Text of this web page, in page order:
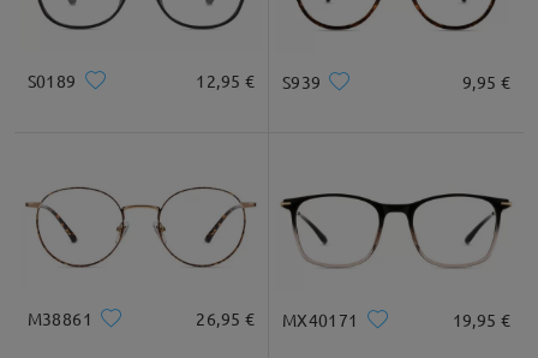
S0189 12,95 € S939 9,95 €
M38861 26,95 € MX40171 19,95 €